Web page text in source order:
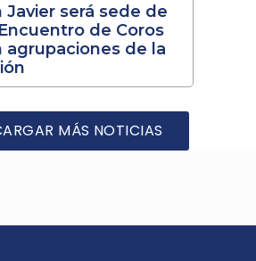
Javier será sede de
de Coros
agrupaciones de la
MÁS NOTICIAS